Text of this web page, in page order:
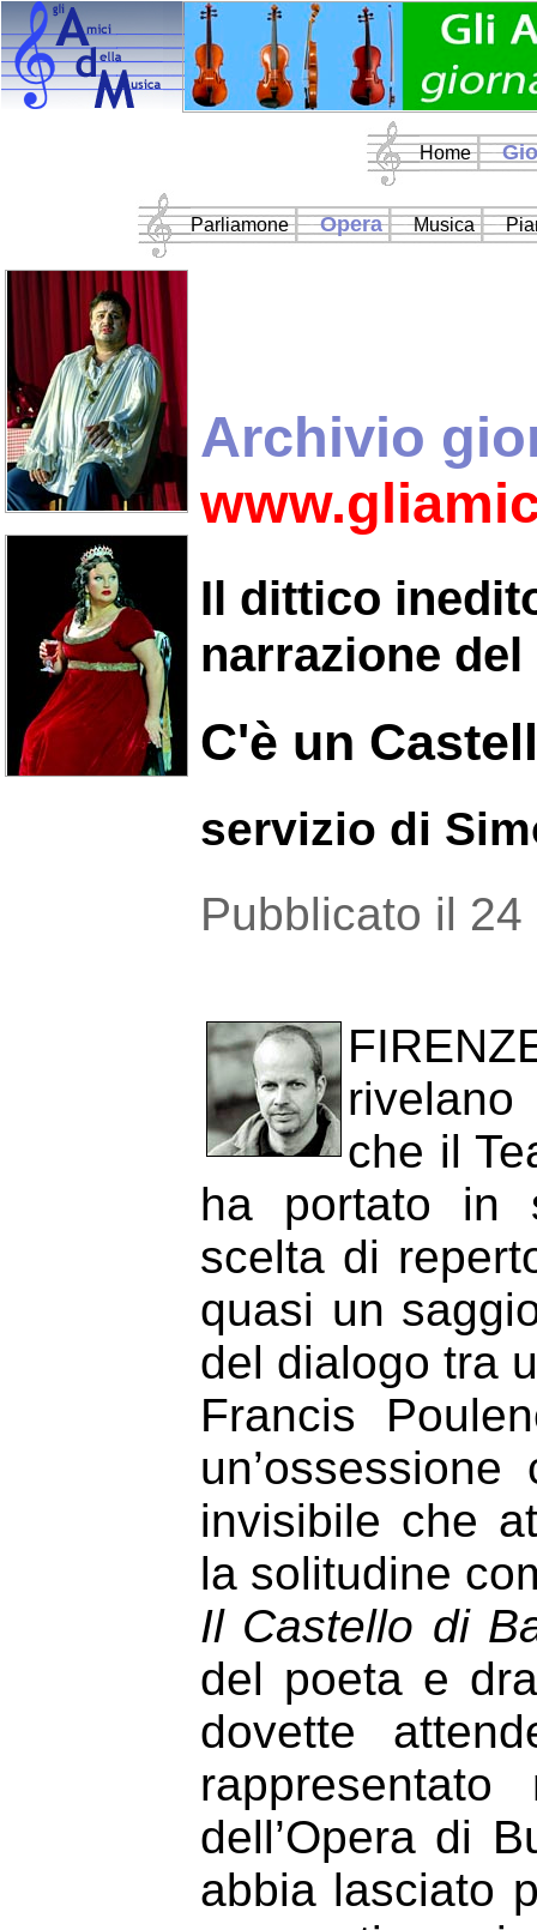
Home
Parliamone Opera Musica
Archivio
Il dittico
narrazione
C'è un
servizio di
Pubblicato il
che il
ha portato in
scelta di
quasi un
del dialogo tra
Francis
invisibile che
la solitudine
Il Castello di
del poeta e
dovette
dell’Opera di
abbia lasciato